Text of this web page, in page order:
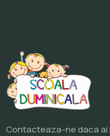
Contacteaza-ne daca ai